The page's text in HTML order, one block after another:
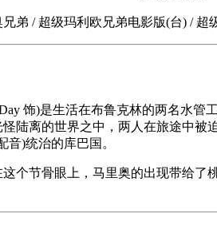
弟 / 超级玛利欧兄弟电影版(台) /
饰)是生活在布鲁克林的两名
离的世界之中，两人在旅途中被
音)统治的库巴国。
个节骨眼上，马里奥的出现带给